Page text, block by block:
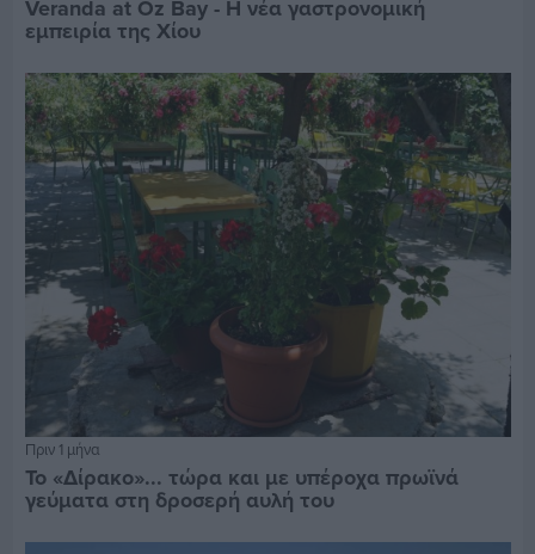
Veranda at Oz Bay - Η νέα γαστρονομική
εμπειρία της Χίου
Πριν 1 μήνα
Το «Δίρακο»... τώρα και με υπέροχα πρωϊνά
γεύματα στη δροσερή αυλή του